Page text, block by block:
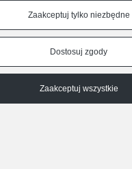
Pokaż pełną wersję strony
Shoplo.pl,
Zaakceptuj tylko niezbędne
Dostosuj zgody
Zaakceptuj wszystkie